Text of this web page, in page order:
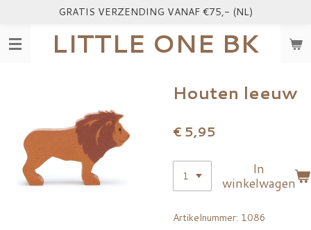
naar
LITTLE ONE BK
GRATIS VERZENDING VANAF €75,- (NL)
Houten leeuw
€ 5,95
In
winkelwagen
Artikelnummer: 1086